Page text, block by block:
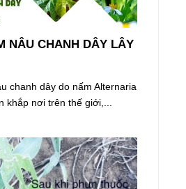
NÂU CHANH DÂY LÂY
chanh dây do nấm Alternaria
khắp nơi trên thế giới,...